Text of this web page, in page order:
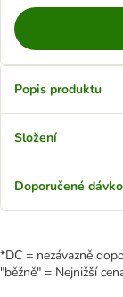
Popis produktu
Složení
Doporučené
*DC = nezávazně
"běžně" = Nejnižší